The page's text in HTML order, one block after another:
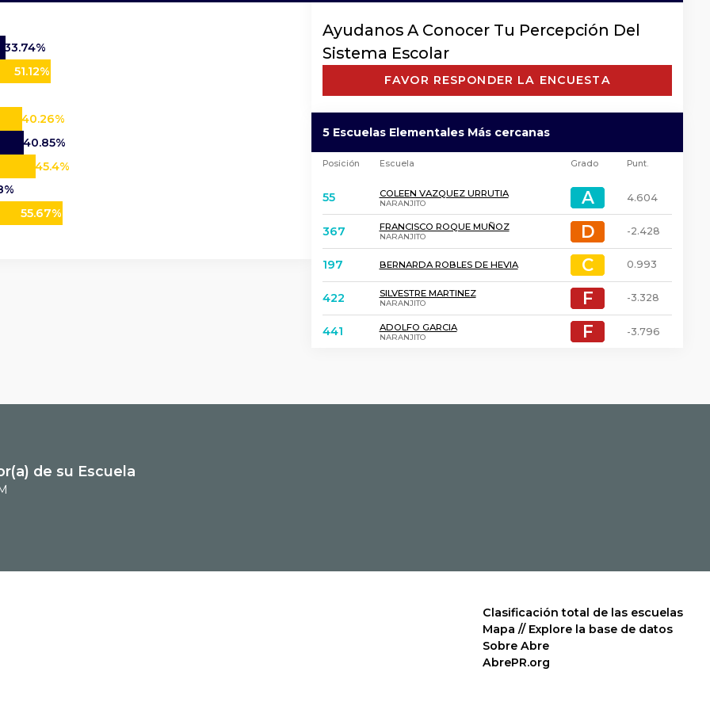
33.74%
51.12%
40.26%
40.85%
45.4%
55.67%
Ayudanos A Conocer Tu Percepción Del
Sistema Escolar
FAVOR RESPONDER LA ENCUESTA
5 Escuelas Elementales Más cercanas
Posición Escuela Grado Punt.
55 COLEEN VAZQUEZ URRUTIA
NARANJITO A
A 4.604
367 FRANCISCO ROQUE MUÑOZ
NARANJITO D
D -2.428
197 BERNARDA ROBLES DE HEVIA C
C 0.993
422 SILVESTRE MARTINEZ
NARANJITO F
F -3.328
441 ADOLFO GARCIA
NARANJITO F
F -3.796
de su Escuela
Clasificación total de las escuelas
Mapa // Explore la base de datos
Sobre Abre
AbrePR.org